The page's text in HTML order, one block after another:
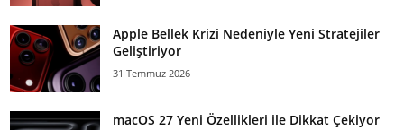
Apple Bellek Krizi Nedeniyle Yeni Stratejiler
Geliştiriyor
31 Temmuz 2026
macOS 27 Yeni Özellikleri ile Dikkat Çekiyor